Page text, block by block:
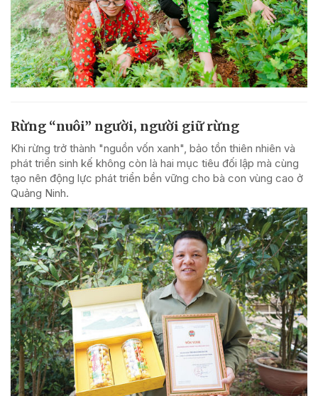
Rừng “nuôi” người, người giữ rừng
Khi rừng trở thành "nguồn vốn xanh", bảo tồn thiên nhiên và
phát triển sinh kế không còn là hai mục tiêu đối lập mà cùng
tạo nên động lực phát triển bền vững cho bà con vùng cao ở
Quảng Ninh.